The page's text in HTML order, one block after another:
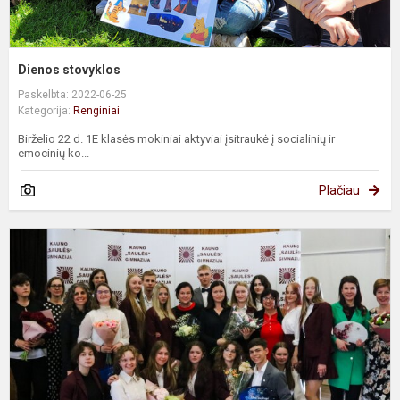
Dienos stovyklos
Paskelbta: 2022-06-25
Kategorija: Renginiai
Birželio 22 d. 1E klasės mokiniai aktyviai įsitraukė į socialinių ir
emocinių ko...
Plačiau